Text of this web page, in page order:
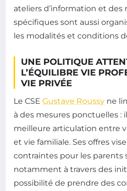
ateliers d’information et des
spécifiques sont aussi
les modalités et conditions
UNE POLITIQUE
L’ÉQUILIBRE VIE
VIE PRIVÉE
Le CSE Gustave Roussy ne
à des mesures ponctuelles :
meilleure articulation entre
et vie familiale. Ses offres
contraintes pour les parents
notamment à travers des
possibilité de prendre des